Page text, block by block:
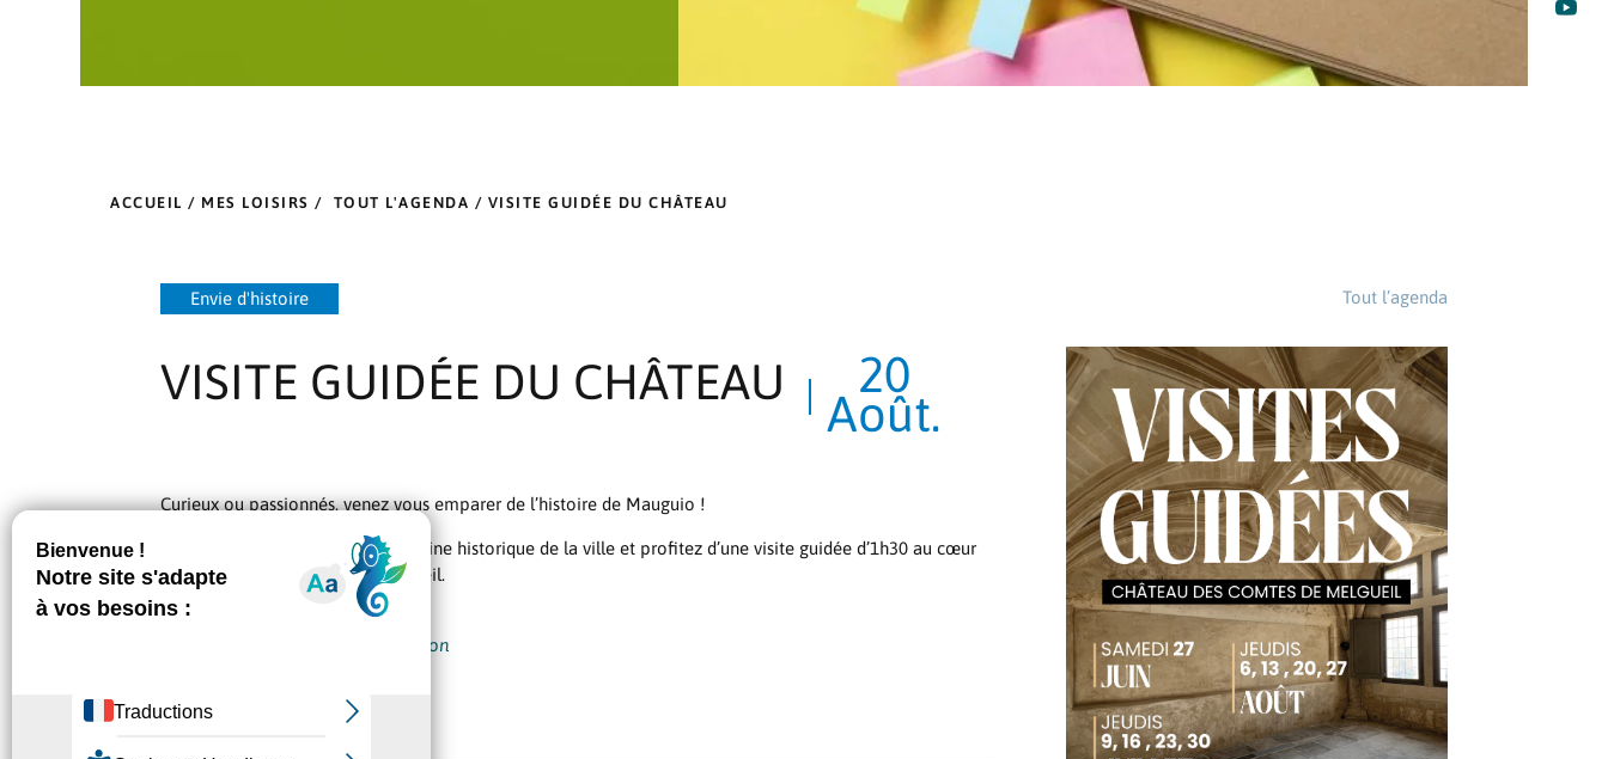

ACCUEIL / MES LOISIRS / TOUT L'AGENDA / VISITE GUIDÉE DU CHÂTEAU
Envie d'histoire
VISITE GUIDÉE DU CHÂTEAU 20
Août.
Curieux ou passionnés, venez vous emparer de l’histoire de Mauguio !
Partez à la découverte du patrimoine historique de la ville et profitez d’une visite guidée d’1h30 au cœur
du Château des Comtes de Melgueil.
Jeudi 20 août 2026
Horaires précisés lors de l’inscription
23 rue Diderot, 34130 Mauguio
Tout l’agenda